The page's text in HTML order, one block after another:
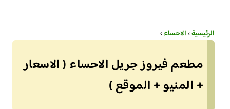
الرئيسية›الاحساء›
مطعم فيروز جريل الاحساء ( الاسعار
+ المنيو + الموقع )